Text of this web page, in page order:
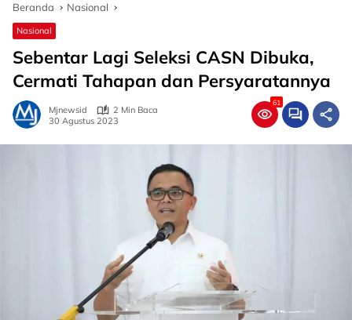
Beranda Nasional
Nasional
Sebentar Lagi Seleksi CASN Dibuka,
Cermati Tahapan dan Persyaratannya
Mjnewsid
2 Min Baca
30 Agustus 2023
61